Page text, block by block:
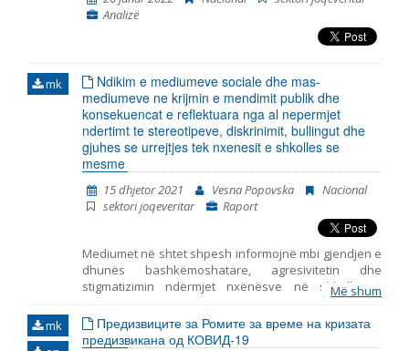
organizatave joqeveritare. Gjashtë periudhat e
mëparshme mbulojnë periudhat në vijim: tetor 2014 –
korrik 2015, korrik 2015 – prill 2016, maj 2016 – janar
dhe prill 2020 – shtator 2021.
Analizë
mk
Ndikim e mediumeve sociale dhe mas-
mediumeve ne krijmin e mendimit publik dhe
konsekuencat e reflektuara nga al nepermjet
ndertimt te stereotipeve, diskrinimit, bullingut dhe
gjuhes se urrejtjes tek nxenesit e shkolles se
mesme
15 dhjetor 2021 Vesna Popovska
Nacional
sektori joqeveritar
Raport
Мediumet në shtet shpesh informojnë mbi gjendjen e
dhunës bashkëmoshatare, agresivitetin dhe
stigmatizimin ndërmjet nxënësve në shkollat e
mesme, por mungojnë hulumtime empirike për lidhjen
kauzale ndërmjet qëndrimeve të këtilla dhe burimeve
të ndikimeve potenciale mbi formimin e tyre. Në
Më shum
mk
Предизвиците за Ромите за време на кризата
предизвикана од КОВИД-19